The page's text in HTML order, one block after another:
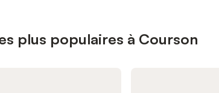
plus populaires à Courson